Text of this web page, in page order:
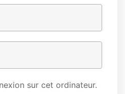
sur cet ordinateur.